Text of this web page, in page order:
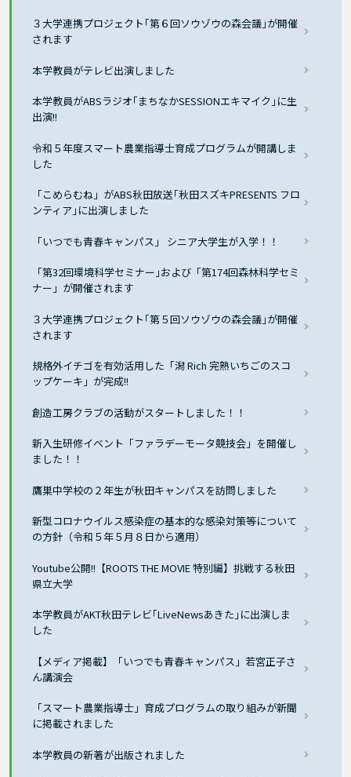
３大学連携プロジェクト｢第６回ソウゾウの森会議｣が開催
されます
本学教員がテレビ出演しました
本学教員がABSラジオ｢まちなかSESSIONエキマイク｣に生
出演!!
令和５年度スマート農業指導士育成プログラムが開講しま
した
「こめらむね」がABS秋田放送｢秋田スズキPRESENTS フロ
ンティア｣に出演しました
「いつでも青春キャンパス」 シニア大学生が入学！！
「第32回環境科学セミナー｣および「第174回森林科学セミ
ナー」が開催されます
３大学連携プロジェクト｢第５回ソウゾウの森会議｣が開催
されます
規格外イチゴを有効活用した「潟 Rich 完熟いちごのスコ
ップケーキ」が完成!!
創造工房クラブの活動がスタートしました！！
新入生研修イベント「ファラデーモータ競技会」を開催し
ました！！
鷹巣中学校の２年生が秋田キャンパスを訪問しました
新型コロナウイルス感染症の基本的な感染対策等について
の方針（令和５年５月８日から適用）
Youtube公開!!【ROOTS THE MOVIE 特別編】挑戦する秋田
県立大学
本学教員がAKT秋田テレビ｢LiveNewsあきた｣に出演しま
した
【メディア掲載】「いつでも青春キャンパス」若宮正子さ
ん講演会
「スマート農業指導士」育成プログラムの取り組みが新聞
に掲載されました
本学教員の新著が出版されました